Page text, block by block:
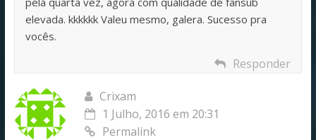
elevada. kkkkkk Valeu mesmo, galera. Sucesso pra
vocês.
Responder
Crixam
1 Julho, 2016 em 20:31
Permalink